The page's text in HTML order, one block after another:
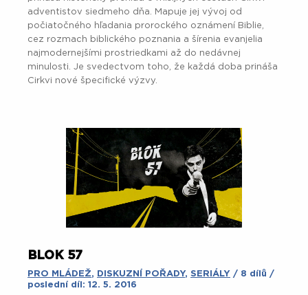
adventistov siedmeho dňa. Mapuje jej vývoj od
počiatočného hľadania prorockého oznámení Biblie,
cez rozmach biblického poznania a šírenia evanjelia
najmodernejšími prostriedkami až do nedávnej
minulosti. Je svedectvom toho, že každá doba prináša
Cirkvi nové špecifické výzvy.
BLOK 57
PRO MLÁDEŽ, DISKUZNÍ POŘADY, SERIÁLY / 8 dílů /
poslední díl: 12. 5. 2016